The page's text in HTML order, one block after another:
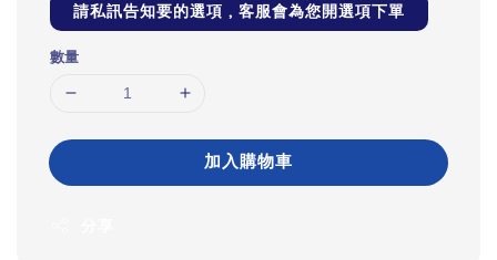
請私訊告知要的選項，客服會為您開選項下單
數量
加入購物車